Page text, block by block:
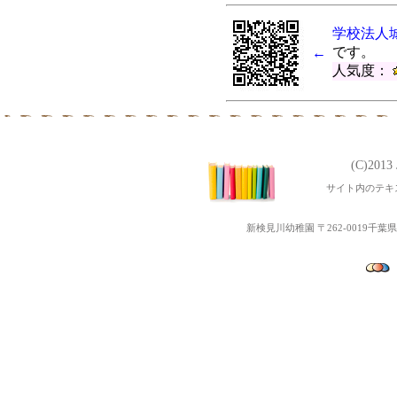
←
学校法人
です。
人気度：
サイト内のテ
新検見川幼稚園 〒262-0019千葉